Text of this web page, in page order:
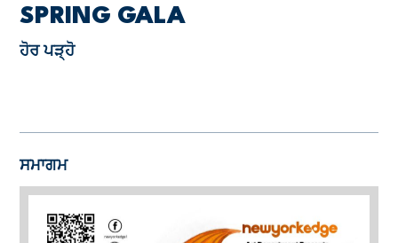
SPRING GALA
ਹੋਰ ਪੜ੍ਹੋ
ਸਮਾਗਮ